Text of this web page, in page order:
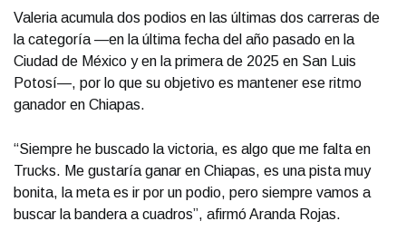
Valeria acumula dos podios en las últimas dos carreras de
la categoría —en la última fecha del año pasado en la
Ciudad de México y en la primera de 2025 en San Luis
Potosí—, por lo que su objetivo es mantener ese ritmo
ganador en Chiapas.
“Siempre he buscado la victoria, es algo que me falta en
Trucks. Me gustaría ganar en Chiapas, es una pista muy
bonita, la meta es ir por un podio, pero siempre vamos a
buscar la bandera a cuadros”, afirmó Aranda Rojas.